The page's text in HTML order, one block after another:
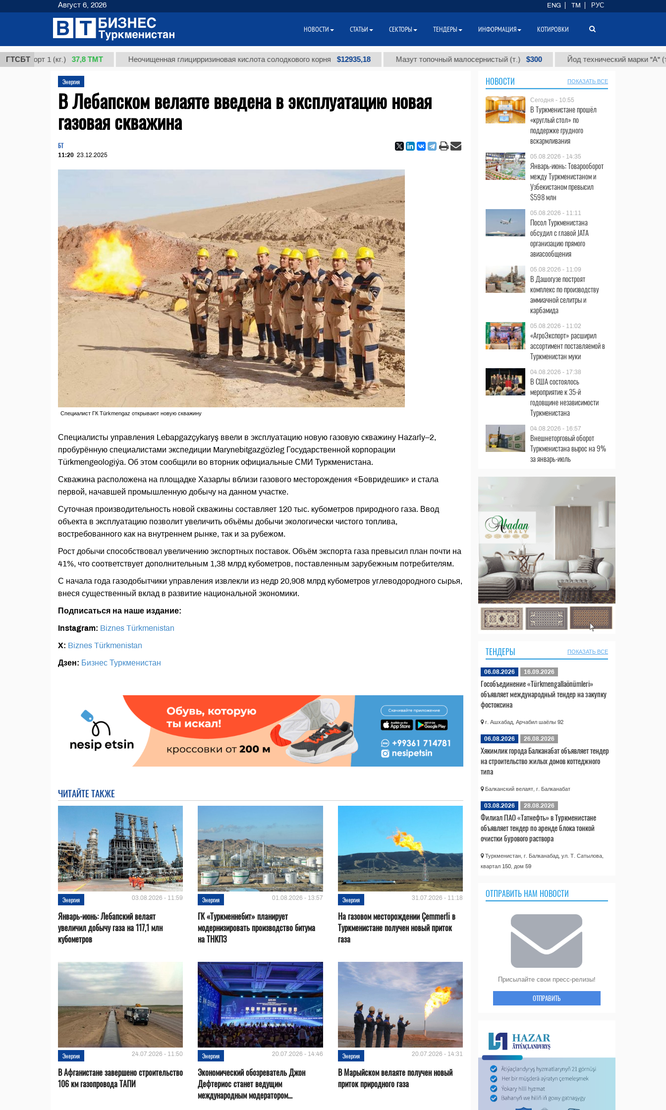
ГТСБТ
1 (кг.) 37,8 ТМТ Неочищенная глицирризиновая кислота солодкового корня $12935,18 Мазут топочный малосернистый (т.) $300 Йод технический марки "А" (т.) $86
Энергия
В Лебапском велаяте введена в эксплуатацию новая
газовая скважина
БТ
11:20 23.12.2025
Специалист ГК Türkmengaz открывают новую скважину
Специалисты управления Lebapgazçykaryş ввели в эксплуатацию новую газовую скважину Hazarly–2,
пробурённую специалистами экспедиции Marynebitgazgözleg Государственной корпорации
Türkmengeologiýa. Об этом сообщили во вторник официальные СМИ Туркменистана.
Скважина расположена на площадке Хазарлы вблизи газового месторождения «Бовридешик» и стала
первой, начавшей промышленную добычу на данном участке.
Суточная производительность новой скважины составляет 120 тыс. кубометров природного газа. Ввод
объекта в эксплуатацию позволит увеличить объёмы добычи экологически чистого топлива,
востребованного как на внутреннем рынке, так и за рубежом.
Рост добычи способствовал увеличению экспортных поставок. Объём экспорта газа превысил план почти на
41%, что соответствует дополнительным 1,38 млрд кубометров, поставленным зарубежным потребителям.
С начала года газодобытчики управления извлекли из недр 20,908 млрд кубометров углеводородного сырья,
внеся существенный вклад в развитие национальной экономики.
Подписаться на наше издание:
Instagram: Biznes Türkmenistan
X: Biznes Türkmenistan
Дзен: Бизнес Туркменистан
ЧИТАЙТЕ ТАКЖЕ
Энергия 03.08.2026 - 11:59
Январь-июнь: Лебапский велаят
увеличил добычу газа на 117,1 млн
кубометров
Энергия 01.08.2026 - 13:57
ГК «Туркменнебит» планирует
модернизировать производство битума
на ТНКПЗ
Энергия 31.07.2026 - 11:18
На газовом месторождении Çemmerli в
Туркменистане получен новый приток
газа
Энергия 24.07.2026 - 11:50
В Афганистане завершено строительство
106 км газопровода ТАПИ
Энергия 20.07.2026 - 14:46
Экономический обозреватель Джон
Дефтериос станет ведущим
международным модератором...
Энергия 20.07.2026 - 14:31
В Марыйском велаяте получен новый
приток природного газа
НОВОСТИ ПОКАЗАТЬ ВСЕ
Сегодня - 10:55
В Туркменистане прошёл
«круглый стол» по
поддержке грудного
вскармливания
05.08.2026 - 14:35
Январь-июнь: Товарооборот
между Туркменистаном и
Узбекистаном превысил
$598 млн
05.08.2026 - 11:11
Посол Туркменистана
обсудил с главой JATA
организацию прямого
авиасообщения
05.08.2026 - 11:09
В Дашогузе построят
комплекс по производству
аммиачной селитры и
карбамида
05.08.2026 - 11:02
«АгроЭкспорт» расширил
ассортимент поставляемой в
Туркменистан муки
04.08.2026 - 17:38
В США состоялось
мероприятие к 35-й
годовщине независимости
Туркменистана
04.08.2026 - 16:57
Внешнеторговый оборот
Туркменистана вырос на 9%
за январь-июль
ТЕНДЕРЫ ПОКАЗАТЬ ВСЕ
06.08.2026 16.09.2026
Гособъединение «Türkmengallaönümleri»
объявляет международный тендер на закупку
фостоксина
г. Ашхабад, Арчабил шаёлы 92
06.08.2026 26.08.2026
Хякимлик города Балканабат объявляет тендер
на строительство жилых домов коттеджного
типа
Балканский велаят, г. Балканабат
03.08.2026 28.08.2026
Филиал ПАО «Татнефть» в Туркменистане
объявляет тендер по аренде блока тонкой
очистки бурового раствора
Туркменистан, г. Балканабад, ул. Т. Сатылова,
квартал 150, дом 59
ОТПРАВИТЬ НАМ НОВОСТИ
Присылайте свои пресс-релизы!
ОТПРАВИТЬ
Август 6, 2026 ENG TM РУС
НОВОСТИ СТАТЬИ СЕКТОРЫ ТЕНДЕРЫ ИНФОРМАЦИЯ КОТИРОВКИ